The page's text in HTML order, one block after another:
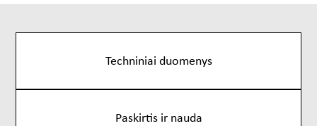
Techniniai duomenys
Paskirtis ir nauda